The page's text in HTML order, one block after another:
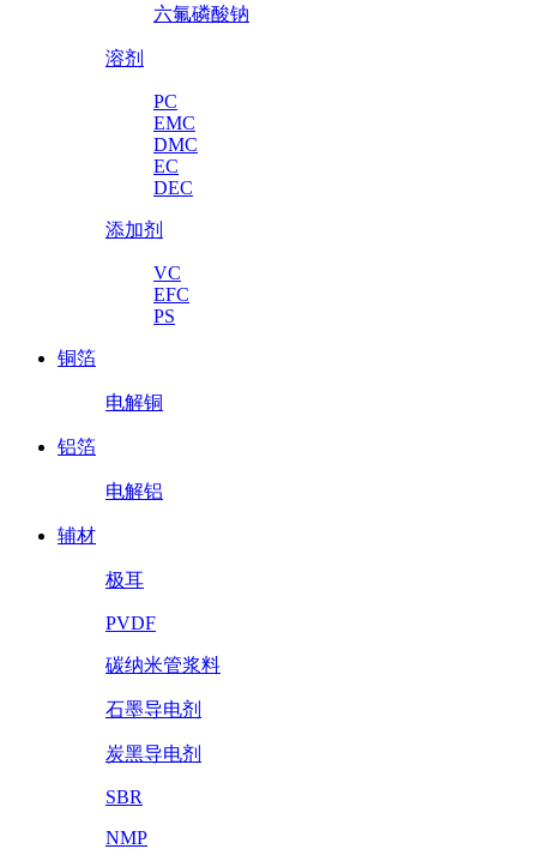
六氟磷酸钠
溶剂
PC
EMC
DMC
EC
DEC
添加剂
VC
EFC
PS
铜箔
电解铜
铝箔
电解铝
辅材
极耳
PVDF
碳纳米管浆料
石墨导电剂
炭黑导电剂
SBR
NMP